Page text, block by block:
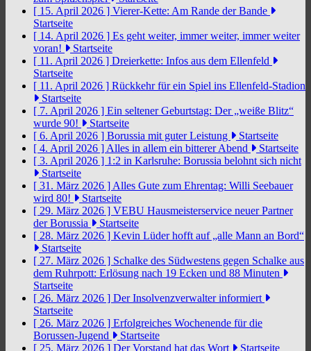
[ 15. April 2026 ] Vierer-Kette: Am Rande der Bande
Startseite
[ 14. April 2026 ] Es geht weiter, immer weiter, immer weiter
voran!
Startseite
[ 11. April 2026 ] Dreierkette: Infos aus dem Ellenfeld
Startseite
[ 11. April 2026 ] Rückkehr für ein Spiel ins Ellenfeld-Stadion
Startseite
[ 7. April 2026 ] Ein seltener Geburtstag: Der „weiße Blitz“
wurde 90!
Startseite
[ 6. April 2026 ] Borussia mit guter Leistung
Startseite
[ 4. April 2026 ] Alles in allem ein bitterer Abend
Startseite
[ 3. April 2026 ] 1:2 in Karlsruhe: Borussia belohnt sich nicht
Startseite
[ 31. März 2026 ] Alles Gute zum Ehrentag: Willi Seebauer
wird 80!
Startseite
[ 29. März 2026 ] VEBU Hausmeisterservice neuer Partner
der Borussia
Startseite
[ 28. März 2026 ] Kevin Lüder hofft auf „alle Mann an Bord“
Startseite
[ 27. März 2026 ] Schalke des Südwestens gegen Schalke aus
dem Ruhrpott: Erlösung nach 19 Ecken und 88 Minuten
Startseite
[ 26. März 2026 ] Der Insolvenzverwalter informiert
Startseite
[ 26. März 2026 ] Erfolgreiches Wochenende für die
Borussen-Jugend
Startseite
[ 25. März 2026 ] Der Vorstand hat das Wort
Startseite